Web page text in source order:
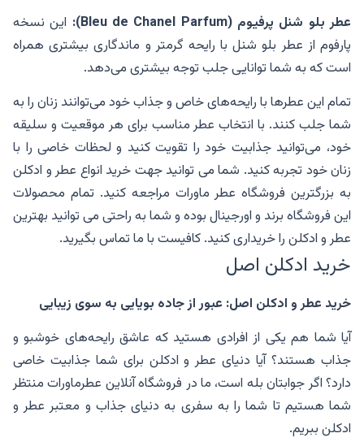
عطر بلو شنل پرفیوم (Bleu de Chanel Parfum):
این نسخه
پارفوم از عطر بلو شنل با رایحه گرمتر و ماندگاری بیشتری همراه
است که به شما توانایی جلب توجه بیشتری می‌دهد.
تمام این عطرها با رایحه‌های خاص و جذاب خود می‌توانند زنان را به
شما جلب کنند. با انتخاب عطر مناسب برای هر موقعیت و سلیقه
خود، می‌توانید جذابیت خود را تقویت کنید و لحظات خاصی را با
زنان خود تجربه کنید. شما می توانید جهت خرید انواع عطر و ادکلن
به بزرگترین فروشگاه عطر ماورات مراجعه کنید. تمام محصولات
این فروشگاه برند و اورجینال بوده و شما به راحتی می توانید بهترین
عطر و ادکلن را خریداری کنید. کافیست با ما تماس بگیرید.
خرید ادکلن اصل
خرید عطر و ادکلن اصل: عبور از جاده بویایی به سوی زیبایی
آیا شما هم یکی از افرادی هستید که عاشق رایحه‌های خوشبو و
جذاب هستند؟ آیا دنیای عطر و ادکلن برای شما جذابیت خاصی
دارد؟ اگر جوابتان بله است، ما در فروشگاه آنلاین عطرماورات منتظر
شما هستیم تا شما را به سفری به دنیای جذاب و معتبر عطر و
ادکلن ببریم.